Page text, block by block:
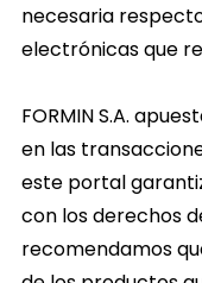
necesaria
electrónicas que
FORMIN S.A.
en las
este portal
con los derechos
recomendamos